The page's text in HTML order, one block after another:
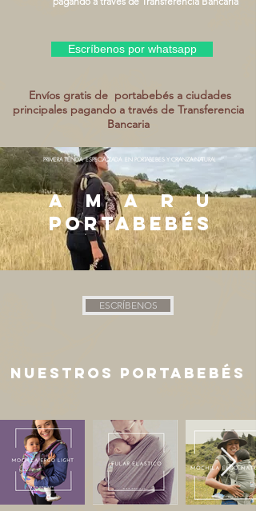
Escríbenos por whatsapp
Envíos gratis de portabebés a ciudades
principales pagando a través de Transferencia
Bancaria
PRIMERA TIENDA ESPECIALIZADA EN PORTABEBES Y CRIANZA NATURAL
Amaru
portabebés
ESCRÍBENOS
nuestros portabebés